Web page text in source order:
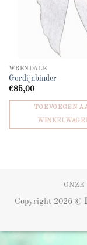
WRENDALE
Gordijnbinder
€85,00
TOEVOEGEN
Copyright 2026 ©